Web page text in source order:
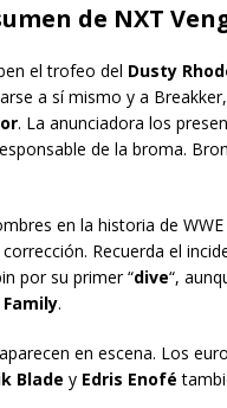
de NXT
el trofeo del Dusty
a sí mismo y a
. La anunciadora los
de la broma.
en la historia de
Recuerda el
por su primer “dive“,
Family.
en escena. Los
Blade y Edris Enofé